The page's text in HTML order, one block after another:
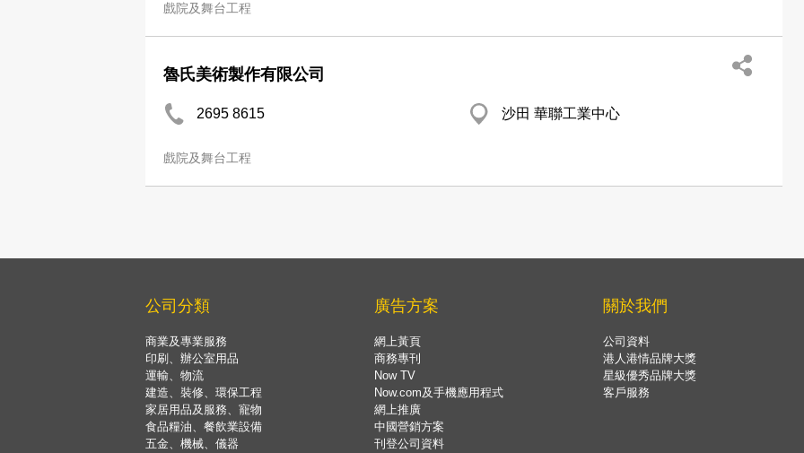
戲院及舞台工程
魯氏美術製作有限公司
2695 8615 沙田 華聯工業中心
戲院及舞台工程
公司分類
商業及專業服務
印刷、辦公室用品
運輸、物流
建造、裝修、環保工程
家居用品及服務、寵物
食品糧油、餐飲業設備
五金、機械、儀器
廣告方案
網上黃頁
商務專刊
Now TV
Now.com及手機應用程式
網上推廣
中國營銷方案
刊登公司資料
關於我們
公司資料
港人港情品牌大獎
星級優秀品牌大獎
客戶服務